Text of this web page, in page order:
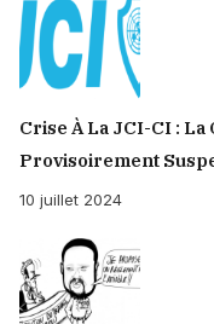
Enquête
Exclusive
Crise À La JCI-CI :
Provisoirement
10 juillet 2024